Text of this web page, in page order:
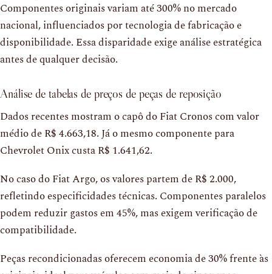
Componentes originais variam até 300% no mercado
nacional, influenciados por tecnologia de fabricação e
disponibilidade. Essa disparidade exige análise estratégica
antes de qualquer decisão.
Análise de tabelas de preços de peças de reposição
Dados recentes mostram o capô do Fiat Cronos com valor
médio de R$ 4.663,18. Já o mesmo componente para
Chevrolet Onix custa R$ 1.641,62.
No caso do Fiat Argo, os valores partem de R$ 2.000,
refletindo especificidades técnicas. Componentes paralelos
podem reduzir gastos em 45%, mas exigem verificação de
compatibilidade.
Peças recondicionadas oferecem economia de 30% frente às